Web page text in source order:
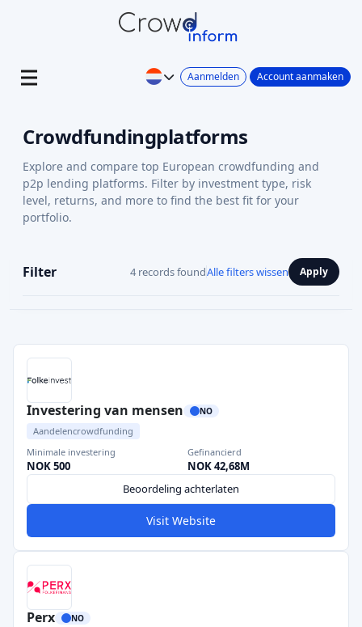
Aanmelden Account aanmaken
Crowdfundingplatforms
Explore and compare top European crowdfunding and
p2p lending platforms. Filter by investment type, risk
level, returns, and more to find the best fit for your
portfolio.
Filter 4 records foundAlle filters wissen Apply
Investering van mensen NO
Aandelencrowdfunding
Minimale investering
NOK 500
Gefinancierd
NOK 42,68M
Beoordeling achterlaten
Visit Website
Perx NO